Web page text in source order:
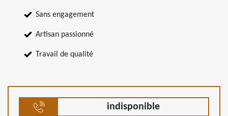
Sans engagement
Artisan passionné
Travail de qualité
indisponible